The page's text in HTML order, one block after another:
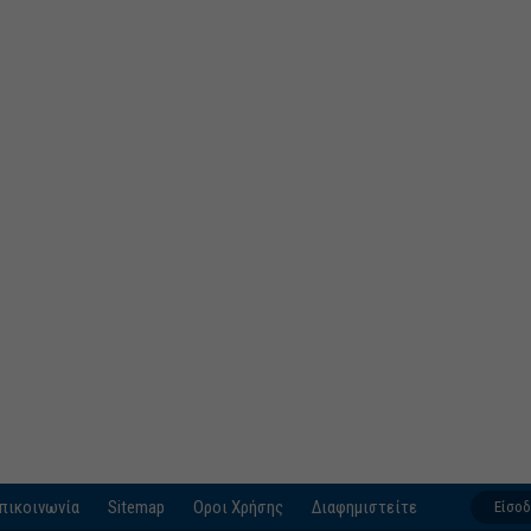
Sitemap Οροι Χρήσης Διαφημιστείτε